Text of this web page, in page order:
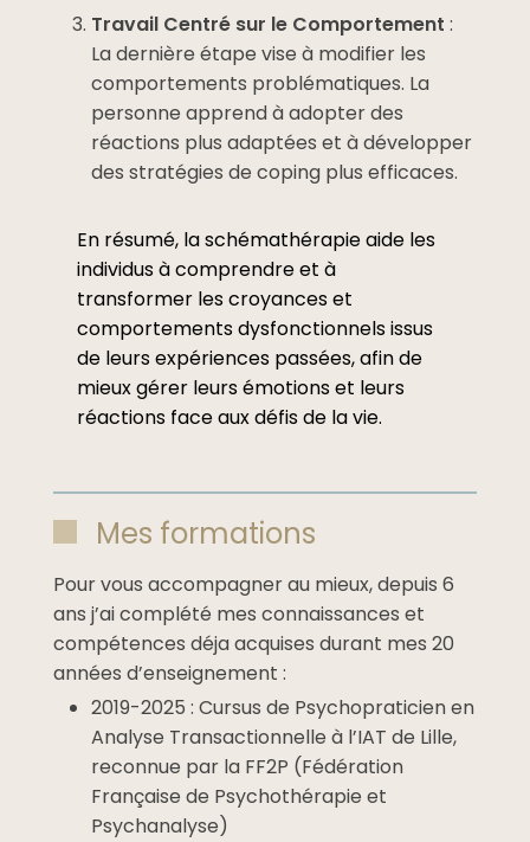
Travail Centré sur le Comportement :
La dernière étape vise à modifier les
comportements problématiques. La
personne apprend à adopter des
réactions plus adaptées et à développer
des stratégies de coping plus efficaces.
En résumé, la schémathérapie aide les
individus à comprendre et à
transformer les croyances et
comportements dysfonctionnels issus
de leurs expériences passées, afin de
mieux gérer leurs émotions et leurs
réactions face aux défis de la vie.
Mes formations
Pour vous accompagner au mieux, depuis 6
ans j’ai complété mes connaissances et
compétences déja acquises durant mes 20
années d’enseignement :
2019-2025 : Cursus de Psychopraticien en
Analyse Transactionnelle à l’IAT de Lille,
reconnue par la FF2P (Fédération
Française de Psychothérapie et
Psychanalyse)